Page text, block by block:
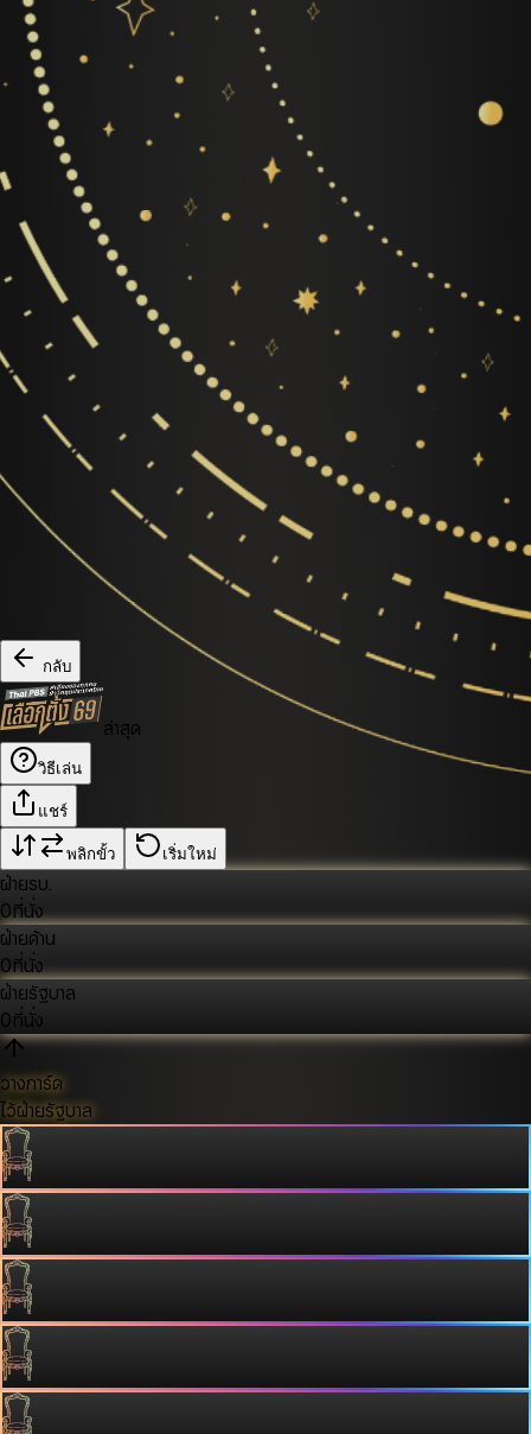
กลับ
ล่าสุด
วิธีเล่น
แชร์
พลิกขั้ว เริ่มใหม่
ฝ่ายรบ.
0ที่นั่ง
ฝ่ายค้าน
0ที่นั่ง
ฝ่ายรัฐบาล
0ที่นั่ง
วางการ์ด
ไว้ฝ่ายรัฐบาล